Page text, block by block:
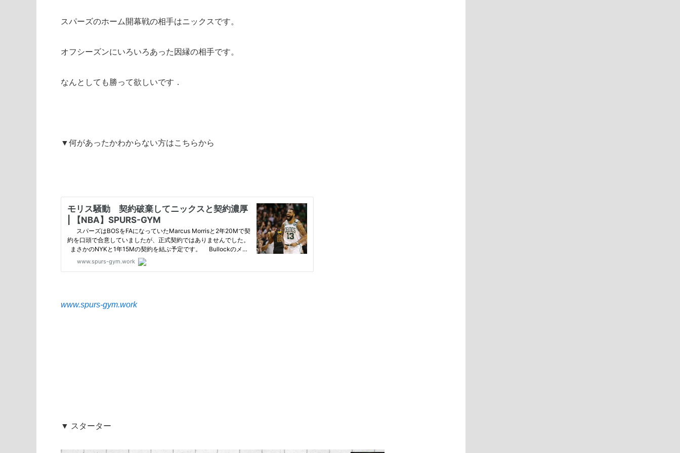
スパーズのホーム開幕戦の相手はニックスです。
オフシーズンにいろいろあった因縁の相手です。
なんとしても勝って欲しいです．
▼何があったかわからない方はこちらから
www.spurs-gym.work
▼ スターター